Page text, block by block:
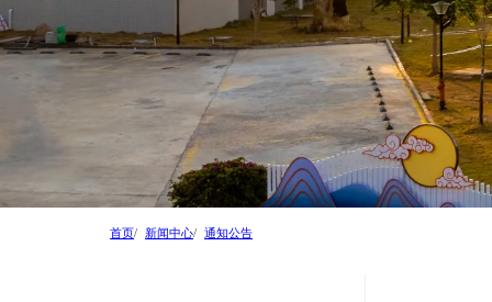
首页 新闻中心 通知公告